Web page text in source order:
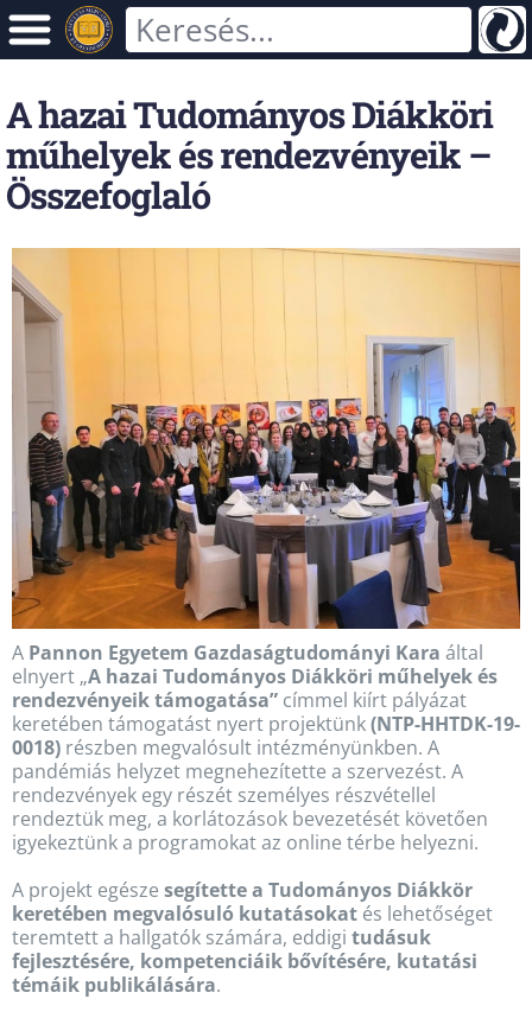
A hazai Tudományos Diákköri
műhelyek és rendezvényeik –
Összefoglaló
A Pannon Egyetem Gazdaságtudományi Kara által
elnyert „A hazai Tudományos Diákköri műhelyek és
rendezvényeik támogatása” címmel kiírt pályázat
keretében támogatást nyert projektünk(NTP-HHTDK-19-
0018) részben megvalósult intézményünkben. A
pandémiás helyzet megnehezítette a szervezést. A
rendezvények egy részét személyes részvétellel
rendeztük meg, a korlátozások bevezetését követően
igyekeztünk a programokat az online térbe helyezni.
A projekt egésze segítette a Tudományos Diákkör
keretében megvalósuló kutatásokat és lehetőséget
teremtett a hallgatók számára, eddigi tudásuk
fejlesztésére, kompetenciáik bővítésére, kutatási
témáik publikálására.